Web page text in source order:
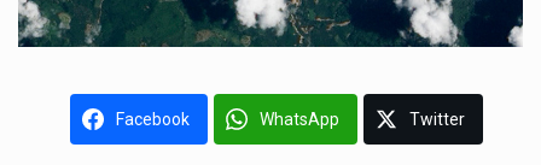
Facebook WhatsApp Twitter